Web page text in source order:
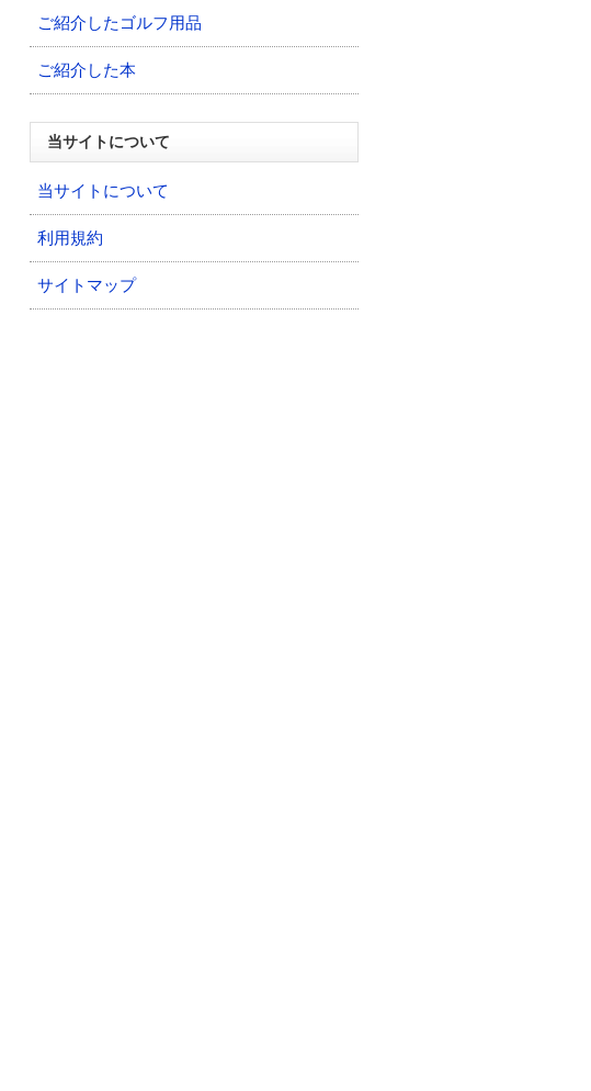
ご紹介したゴルフ用品
ご紹介した本
当サイトについて
当サイトについて
利用規約
サイトマップ